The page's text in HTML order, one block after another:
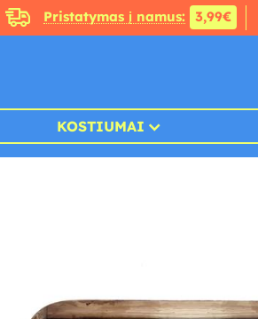
Pristatymas į namus: 3,99€
KOSTIUMAI